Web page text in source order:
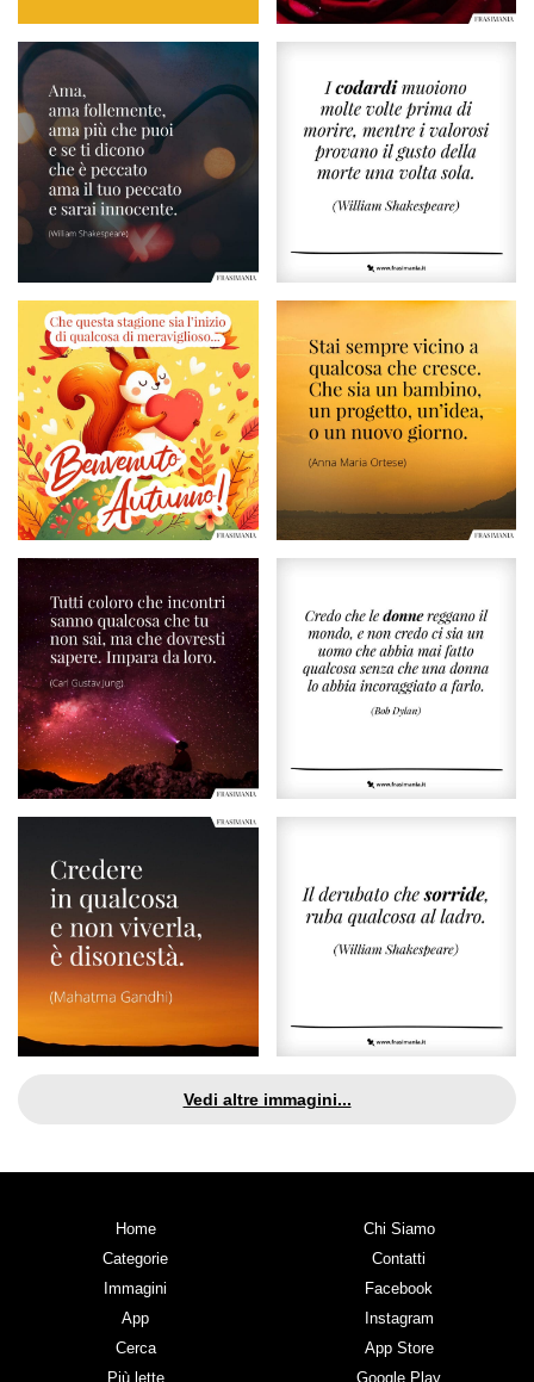
Vedi altre immagini...
Home
Categorie
Immagini
App
Cerca
Più lette
Chi Siamo
Contatti
Facebook
Instagram
App Store
Google Play